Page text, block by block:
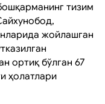
тизим
жойлашган
ортиқ бўлган 67
ҳолатлари